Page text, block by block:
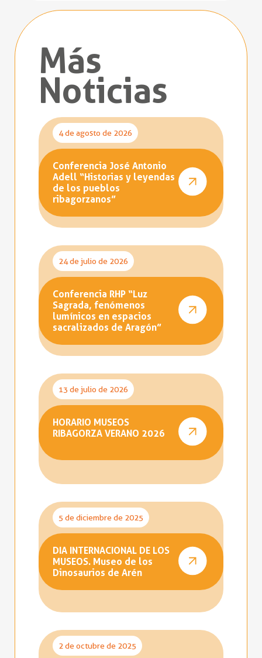
Más
Noticias
4 de agosto de 2026
Conferencia José Antonio
Adell “Historias y leyendas
de los pueblos
ribagorzanos”
24 de julio de 2026
Conferencia RHP “Luz
Sagrada, fenómenos
lumínicos en espacios
sacralizados de Aragón”
13 de julio de 2026
HORARIO MUSEOS
RIBAGORZA VERANO 2026
5 de diciembre de 2025
DIA INTERNACIONAL DE LOS
MUSEOS. Museo de los
Dinosaurios de Arén
2 de octubre de 2025